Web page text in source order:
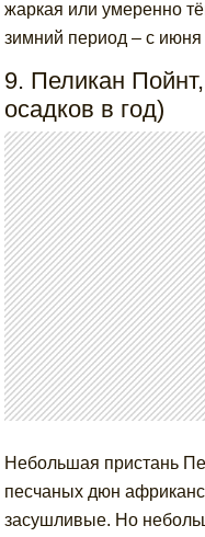
жаркая или умеренно
зимний период – с июня
9. Пеликан
осадков в год)
Небольшая пристань
песчаных дюн
засушливые. Но